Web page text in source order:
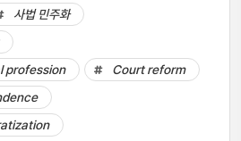
사법 민주화
profession
Court reform